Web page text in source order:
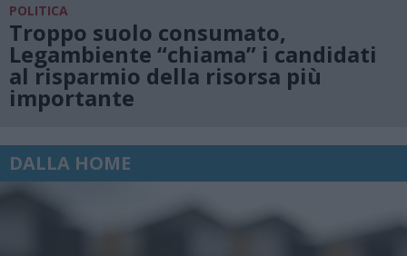
POLITICA
Troppo suolo consumato,
Legambiente “chiama” i candidati
al risparmio della risorsa più
importante
DALLA HOME